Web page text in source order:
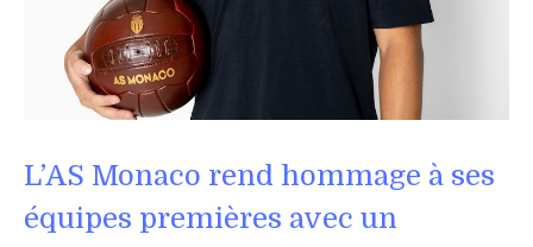
L’AS Monaco rend hommage à ses
équipes premières avec un